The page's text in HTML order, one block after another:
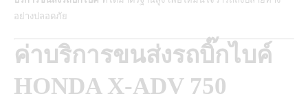
อย่างปลอดภัย
ค่าบริการขนส่งรถบิ๊กไบค์
HONDA X-ADV 750